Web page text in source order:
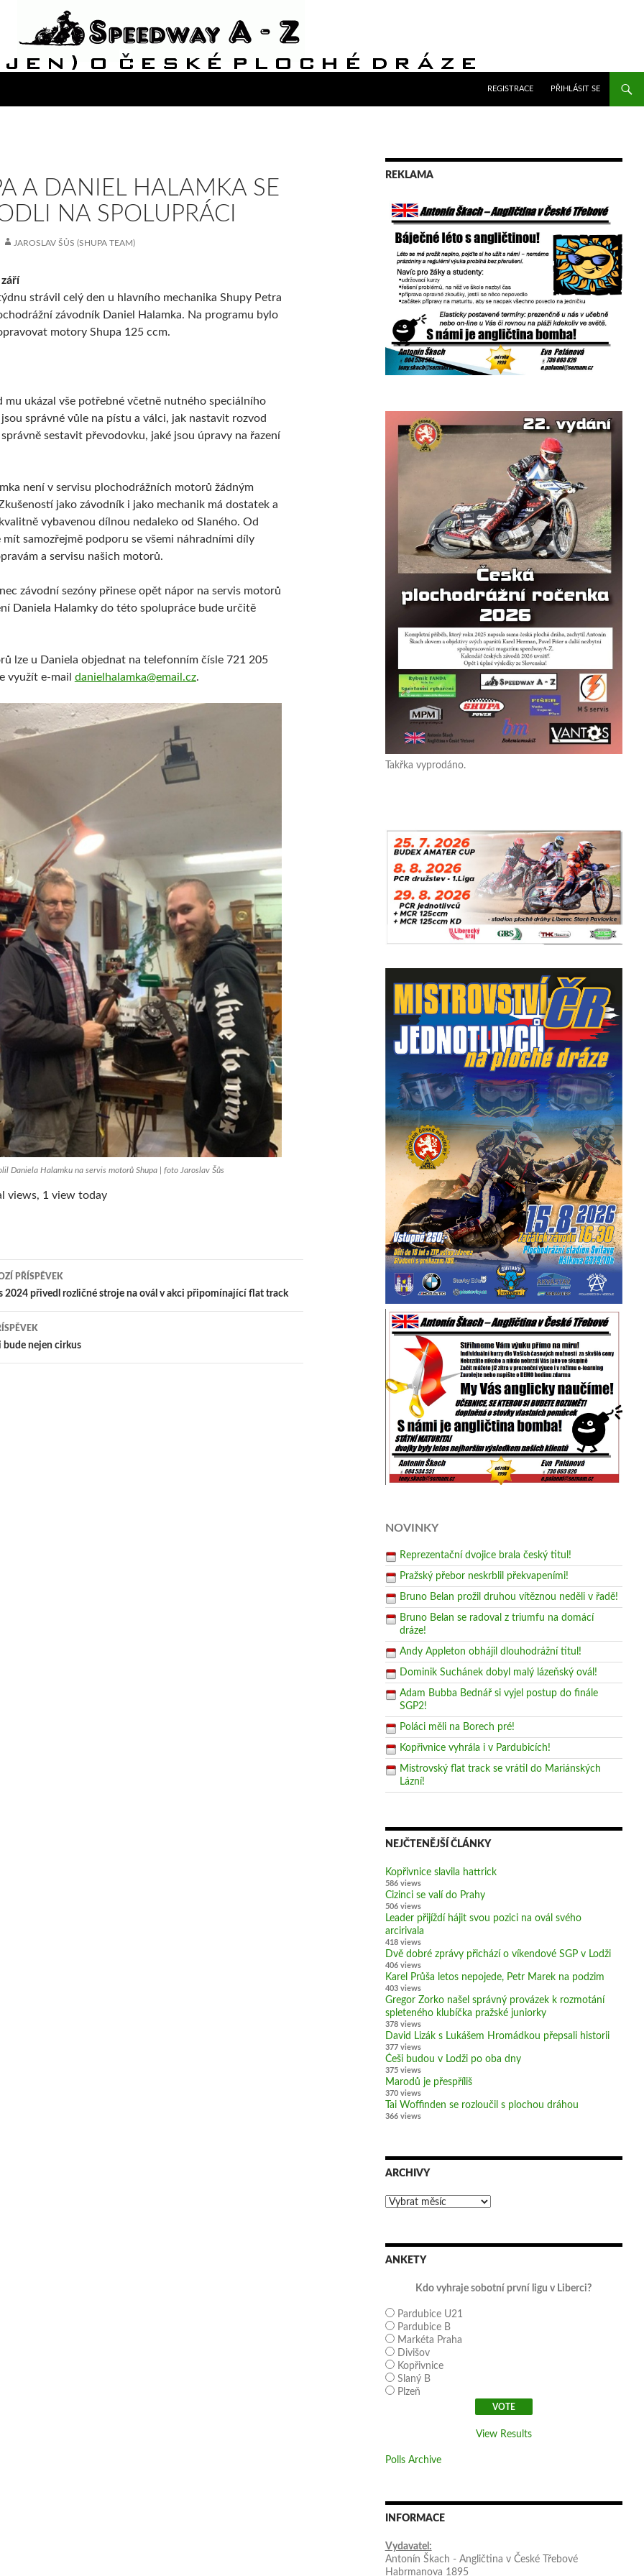
REGISTRACE
PŘIHLÁSIT SE
A DANIEL HALAMKA SE
NA SPOLUPRÁCI
JAROSLAV ŠŮS (SHUPA TEAM)
strávil celý den u hlavního mechanika Shupy Petra
závodník Daniel Halamka. Na programu bylo
motory Shupa 125 ccm.
mu ukázal vše potřebné včetně nutného speciálního
správné vůle na pístu a válci, jak nastavit rozvod
sestavit převodovku, jaké jsou úpravy na řazení
není v servisu plochodrážních motorů žádným
jako závodník i jako mechanik má dostatek a
vybavenou dílnou nedaleko od Slaného. Od
mít samozřejmě podporu se všemi náhradními díly
a servisu našich motorů.
závodní sezóny přinese opět nápor na servis motorů
Daniela Halamky do této spolupráce bude určitě
lze u Daniela objednat na telefonním čísle 721 205
využít e-mail danielhalamka@email.cz.
Daniela Halamku na servis motorů Shupa | foto Jaroslav Šůs
views, 1 view today
PŘÍSPĚVEK
2024 přivedl rozličné stroje na ovál v akci připomínající flat track
bude nejen cirkus
REKLAMA
Takřka vyprodáno.
NOVINKY
Reprezentační dvojice brala český titul!
Pražský přebor neskrblil překvapeními!
Bruno Belan prožil druhou vítěznou neděli v řadě!
Bruno Belan se radoval z triumfu na domácí
dráze!
Andy Appleton obhájil dlouhodrážní titul!
Dominik Suchánek dobyl malý lázeňský ovál!
Adam Bubba Bednář si vyjel postup do finále
SGP2!
Poláci měli na Borech pré!
Kopřivnice vyhrála i v Pardubicích!
Mistrovský flat track se vrátil do Mariánských
Lázní!
NEJČTENĚJŠÍ ČLÁNKY
Kopřivnice slavila hattrick
586 views
Cizinci se valí do Prahy
506 views
Leader přijíždí hájit svou pozici na ovál svého
arcirivala
418 views
Dvě dobré zprávy přichází o víkendové SGP v Lodži
406 views
Karel Průša letos nepojede, Petr Marek na podzim
403 views
Gregor Zorko našel správný provázek k rozmotání
spleteného klubíčka pražské juniorky
378 views
David Lizák s Lukášem Hromádkou přepsali historii
377 views
Češi budou v Lodži po oba dny
375 views
Marodů je přespříliš
370 views
Tai Woffinden se rozloučil s plochou dráhou
366 views
ARCHIVY
Archivy
ANKETY
Kdo vyhraje sobotní první ligu v Liberci?
Pardubice U21
Pardubice B
Markéta Praha
Divišov
Kopřivnice
Slaný B
Plzeň
View Results
Polls Archive
INFORMACE
Vydavatel:
Antonín Škach - Angličtina v České Třebové
Habrmanova 1895